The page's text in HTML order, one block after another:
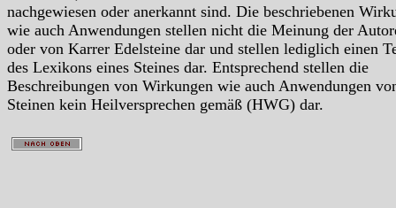
nachgewiesen oder anerkannt sind. Die beschriebenen
wie auch Anwendungen stellen nicht die Meinung der
oder von Karrer Edelsteine dar und stellen lediglich einen
des Lexikons eines Steines dar. Entsprechend stellen die
Beschreibungen von Wirkungen wie auch Anwendungen
Steinen kein Heilversprechen gemäß (HWG) dar.